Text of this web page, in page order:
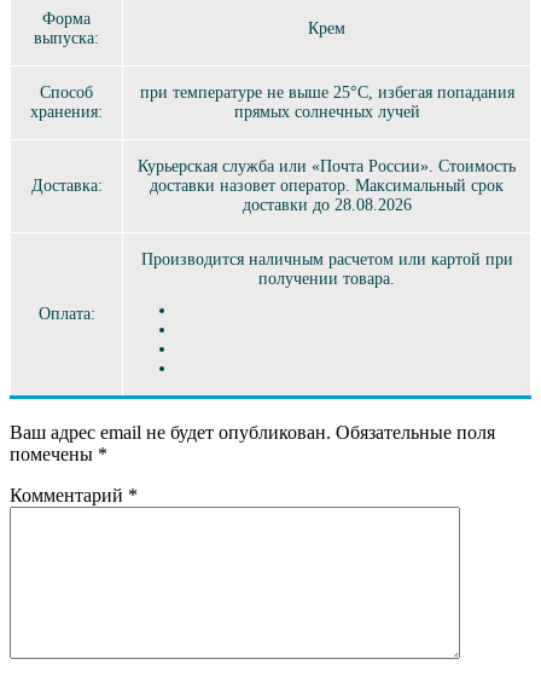
Форма
выпуска:
Крем
Способ
хранения:
при температуре не выше 25°C, избегая попадания
прямых солнечных лучей
Доставка:
Курьерская служба или «Почта России». Стоимость
доставки назовет оператор. Максимальный срок
доставки до 28.08.2026
Оплата:
Производится наличным расчетом или картой при
получении товара.
Ваш адрес email не будет опубликован. Обязательные поля
помечены *
Комментарий *